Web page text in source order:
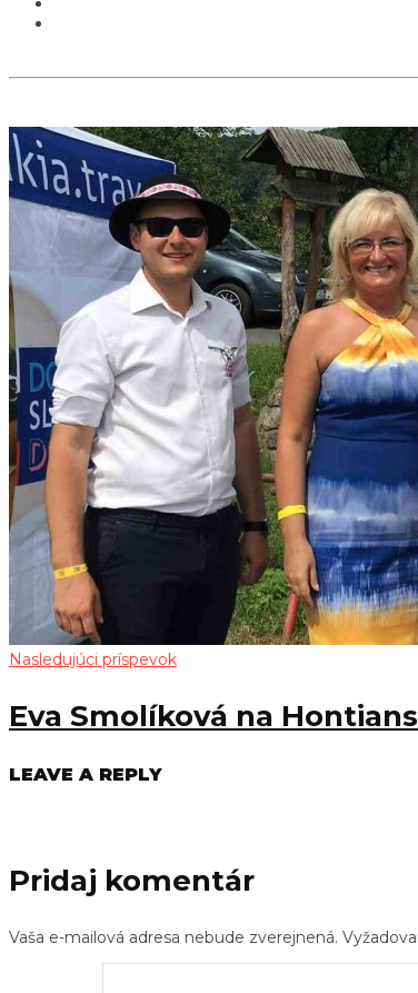
Nasledujúci príspevok
Eva Smolíková na
LEAVE A REPLY
Pridaj komentár
Vaša e-mailová adresa nebude zverejnená.